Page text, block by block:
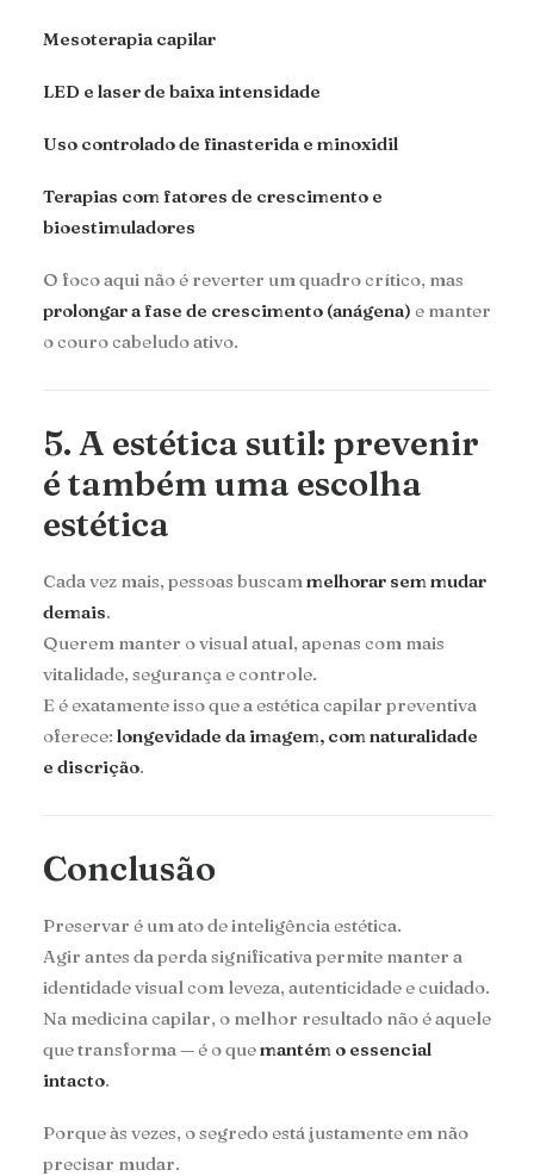
Mesoterapia capilar
LED e laser de baixa intensidade
Uso controlado de finasterida e minoxidil
Terapias com fatores de crescimento e
bioestimuladores
O foco aqui não é reverter um quadro crítico, mas
prolongar a fase de crescimento (anágena) e manter
o couro cabeludo ativo.
5. A estética sutil: prevenir
é também uma escolha
estética
Cada vez mais, pessoas buscammelhorar sem mudar
demais.
Querem manter o visual atual, apenas com mais
vitalidade, segurança e controle.
E é exatamente isso que a estética capilar preventiva
oferece: longevidade da imagem, com naturalidade
e discrição.
Conclusão
Preservar é um ato de inteligência estética.
Agir antes da perda significativa permite manter a
identidade visual com leveza, autenticidade e cuidado.
Na medicina capilar, o melhor resultado não é aquele
que transforma — é o quemantém o essencial
intacto.
Porque às vezes, o segredo está justamente em não
precisar mudar.